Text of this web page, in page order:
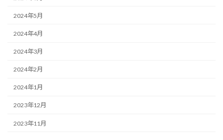
2024年5月
2024年4月
2024年3月
2024年2月
2024年1月
2023年12月
2023年11月